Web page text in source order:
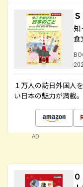
知
食
１万人の訪日外国人
い日本の魅力が満載
AD